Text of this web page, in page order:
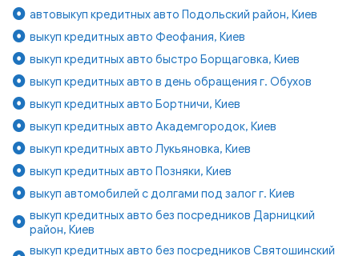
автовыкуп кредитных авто Подольский район, Киев
выкуп кредитных авто Феофания, Киев
выкуп кредитных авто быстро Борщаговка, Киев
выкуп кредитных авто в день обращения г. Обухов
выкуп кредитных авто Бортничи, Киев
выкуп кредитных авто Академгородок, Киев
выкуп кредитных авто Лукьяновка, Киев
выкуп кредитных авто Позняки, Киев
выкуп автомобилей с долгами под залог г. Киев
выкуп кредитных авто без посредников Дарницкий
район, Киев
выкуп кредитных авто без посредников Святошинский